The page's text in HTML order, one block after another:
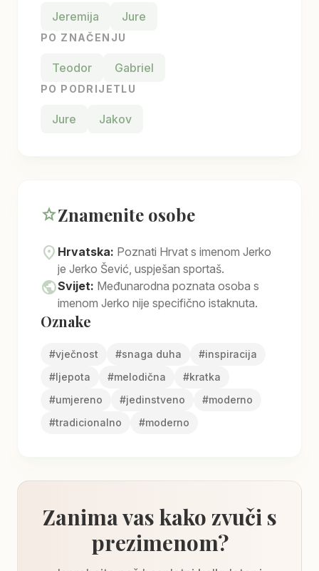
Jeremija Jure
PO ZNAČENJU
Teodor Gabriel
PO PODRIJETLU
Jure Jakov
starZnamenite osobe
location_on Hrvatska: Poznati Hrvat s imenom Jerko
je Jerko Šević, uspješan sportaš.
publicSvijet: Međunarodna poznata osoba s
imenom Jerko nije specifično istaknuta.
Oznake
#vječnost #snaga duha #inspiracija
#ljepota #melodična #kratka
#umjereno #jedinstveno #moderno
#tradicionalno #moderno
Zanima vas kako zvuči s
prezimenom?